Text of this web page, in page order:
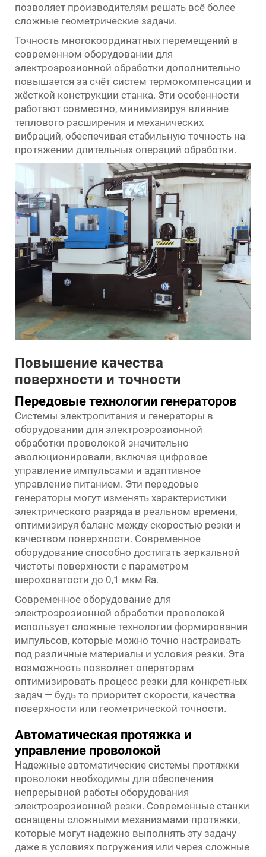
позволяет производителям решать всё более
сложные геометрические задачи.
Точность многокоординатных перемещений в
современном оборудовании для
электроэрозионной обработки дополнительно
повышается за счёт систем термокомпенсации и
жёсткой конструкции станка. Эти особенности
работают совместно, минимизируя влияние
теплового расширения и механических
вибраций, обеспечивая стабильную точность на
протяжении длительных операций обработки.
Повышение качества
поверхности и точности
Передовые технологии генераторов
Системы электропитания и генераторы в
оборудовании для электроэрозионной
обработки проволокой значительно
эволюционировали, включая цифровое
управление импульсами и адаптивное
управление питанием. Эти передовые
генераторы могут изменять характеристики
электрического разряда в реальном времени,
оптимизируя баланс между скоростью резки и
качеством поверхности. Современное
оборудование способно достигать зеркальной
чистоты поверхности с параметром
шероховатости до 0,1 мкм Ra.
Современное оборудование для
электроэрозионной обработки проволокой
использует сложные технологии формирования
импульсов, которые можно точно настраивать
под различные материалы и условия резки. Эта
возможность позволяет операторам
оптимизировать процесс резки для конкретных
задач — будь то приоритет скорости, качества
поверхности или геометрической точности.
Автоматическая протяжка и
управление проволокой
Надежные автоматические системы протяжки
проволоки необходимы для обеспечения
непрерывной работы оборудования
электроэрозионной резки. Современные станки
оснащены сложными механизмами протяжки,
которые могут надежно выполнять эту задачу
даже в условиях погружения или через сложные